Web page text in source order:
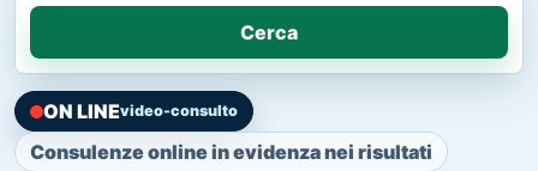
Cerca
ON LINEvideo-consulto
Consulenze online in evidenza nei risultati